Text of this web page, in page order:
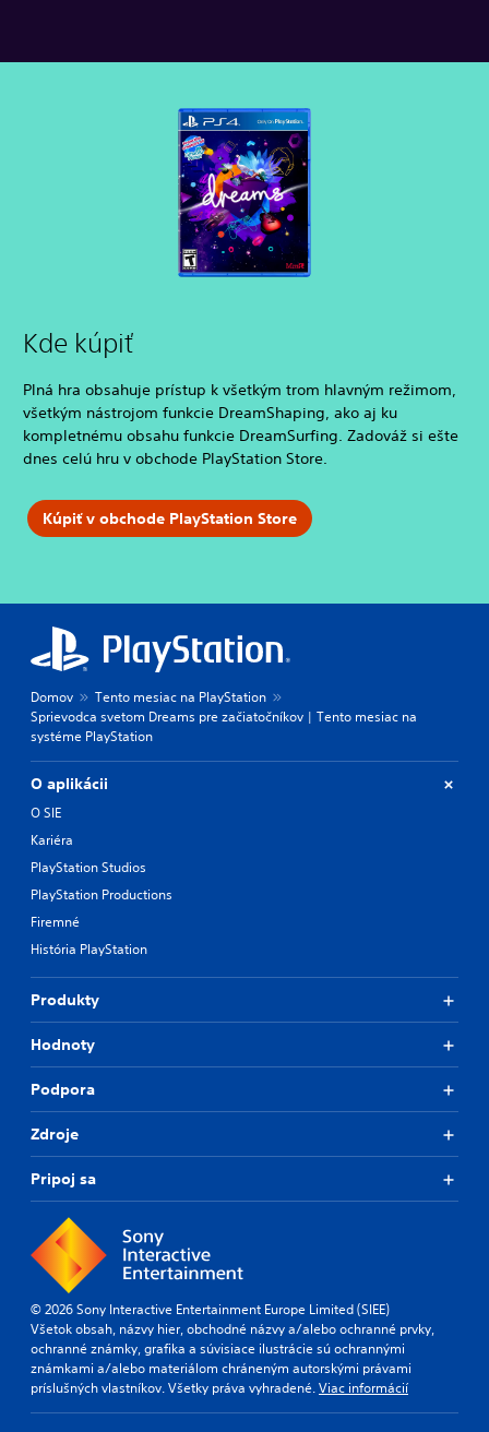
Kde kúpiť
Plná hra obsahuje prístup k všetkým trom hlavným režimom,
všetkým nástrojom funkcie DreamShaping, ako aj ku
kompletnému obsahu funkcie DreamSurfing. Zadováž si ešte
dnes celú hru v obchode PlayStation Store.
Kúpiť v obchode PlayStation Store
Domov
Tento mesiac na PlayStation
Sprievodca svetom Dreams pre začiatočníkov | Tento mesiac na
systéme PlayStation
O aplikácii
O SIE
Kariéra
PlayStation Studios
PlayStation Productions
Firemné
História PlayStation
Produkty
Hodnoty
Podpora
Zdroje
Pripoj sa
© 2026 Sony Interactive Entertainment Europe Limited (SIEE)
Všetok obsah, názvy hier, obchodné názvy a/alebo ochranné prvky,
ochranné známky, grafika a súvisiace ilustrácie sú ochrannými
známkami a/alebo materiálom chráneným autorskými právami
príslušných vlastníkov. Všetky práva vyhradené.Viac informácií